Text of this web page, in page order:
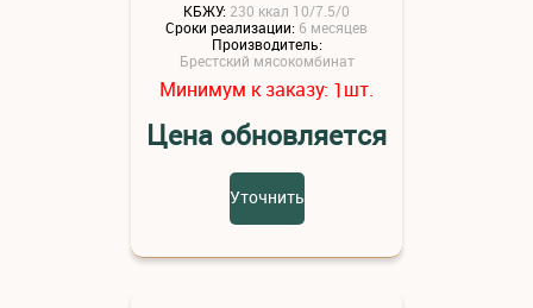
КБЖУ:230 ккал 10/7.5/0
Сроки реализации: 6 месяцев
Производитель:
Брестский мясокомбинат
Минимум к заказу: 1шт.
Цена обновляется
Уточнить